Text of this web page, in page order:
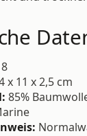
x 11 x 2,5 cm
85%